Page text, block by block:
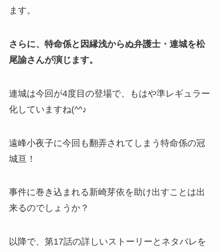
ます。
さらに、特命係と因縁浅からぬ弁護士・連城を松
尾諭さんが演じます。
連城は今回が4度目の登場で、もはや準レギュラー
化していますね(^^♪
遠峰小夜子に今回も翻弄されてしまう特命係の冠
城亘！
事件に巻き込まれる新崎芽依を助け出すことは出
来るのでしょうか？
以降で、第17話の詳しいストーリーとネタバレを